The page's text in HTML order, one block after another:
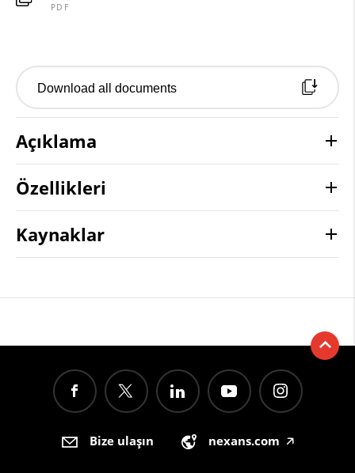
PDF
Download all documents
Açıklama
Özellikleri
Kaynaklar
Bize ulaşın nexans.com 🡥